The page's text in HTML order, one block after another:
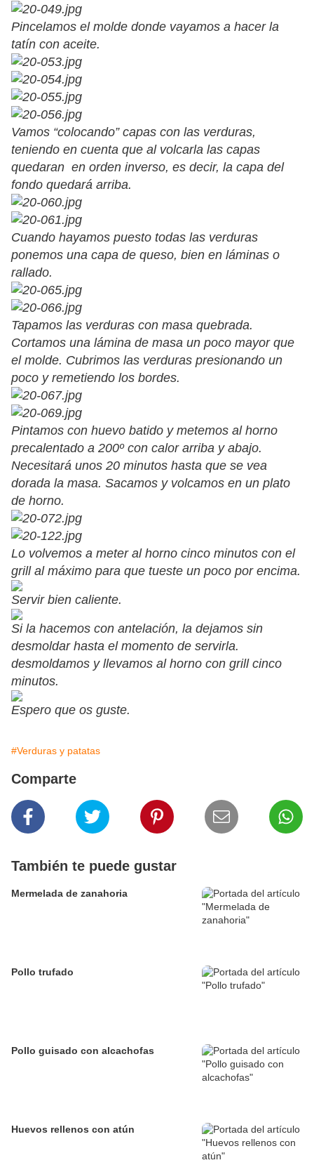
Pincelamos el molde donde vayamos a hacer la
tatín con aceite.
Vamos “colocando” capas con las verduras,
teniendo en cuenta que al volcarla las capas
quedaran en orden inverso, es decir, la capa del
fondo quedará arriba.
Cuando hayamos puesto todas las verduras
ponemos una capa de queso, bien en láminas o
rallado.
Tapamos las verduras con masa quebrada.
Cortamos una lámina de masa un poco mayor que
el molde. Cubrimos las verduras presionando un
poco y remetiendo los bordes.
Pintamos con huevo batido y metemos al horno
precalentado a 200º con calor arriba y abajo.
Necesitará unos 20 minutos hasta que se vea
dorada la masa. Sacamos y volcamos en un plato
de horno.
Lo volvemos a meter al horno cinco minutos con el
grill al máximo para que tueste un poco por encima.
Servir bien caliente.
Si la hacemos con antelación, la dejamos sin
desmoldar hasta el momento de servirla.
desmoldamos y llevamos al horno con grill cinco
minutos.
Espero que os guste.
#Verduras y patatas
Comparte
También te puede gustar
Mermelada de zanahoria
Pollo trufado
Pollo guisado con alcachofas
Huevos rellenos con atún